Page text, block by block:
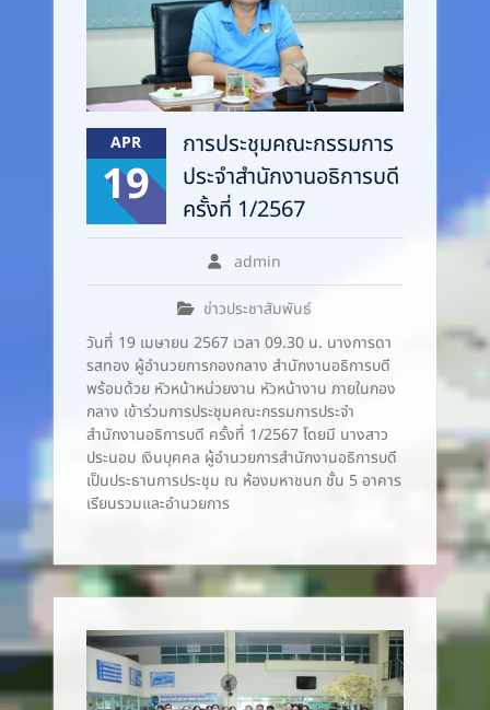
APR
19
การประชุมคณะกรรมการ
ประจำสำนักงานอธิการบดี
ครั้งที่ 1/2567
admin
ข่าวประชาสัมพันธ์
วันที่ 19 เมษายน 2567 เวลา 09.30 น. นางการดา
รสทอง ผู้อำนวยการกองกลาง สำนักงานอธิการบดี
พร้อมด้วย หัวหน้าหน่วยงาน หัวหน้างาน ภายในกอง
กลาง เข้าร่วมการประชุมคณะกรรมการประจำ
สำนักงานอธิการบดี ครั้งที่ 1/2567 โดยมี นางสาว
ประนอม เงินบุคคล ผู้อำนวยการสำนักงานอธิการบดี
เป็นประธานการประชุม ณ ห้องมหาชนก ชั้น 5 อาคาร
เรียนรวมและอำนวยการ